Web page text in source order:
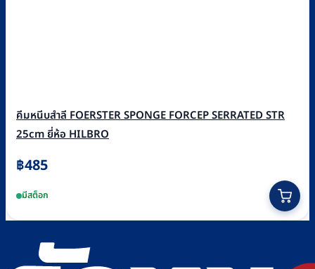
คีมหนีบสำลี FOERSTER SPONGE FORCEP SERRATED STR
25cm ยี่ห้อ HILBRO
฿485
มีสต็อก